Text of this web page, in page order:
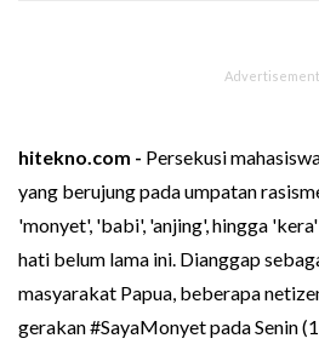
hitekno.com - Persekusi
yang berujung pada umpatan
'monyet', 'babi', 'anjing', hingga
hati belum lama ini. Dianggap
masyarakat Papua, beberapa
gerakan #SayaMonyet pada Senin